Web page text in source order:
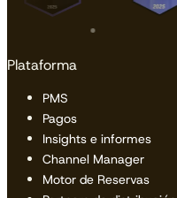
Plataforma
PMS
Pagos
Insights e informes
Channel Manager
Motor de Reservas